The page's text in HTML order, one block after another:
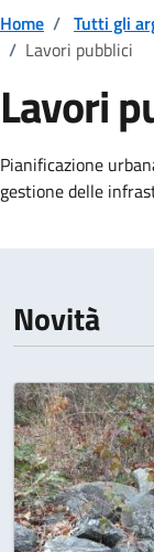
Home / Tutti gli
/ Lavori pubblici
Lavori
Dettagli
Pianificazione
gestione delle
Novità